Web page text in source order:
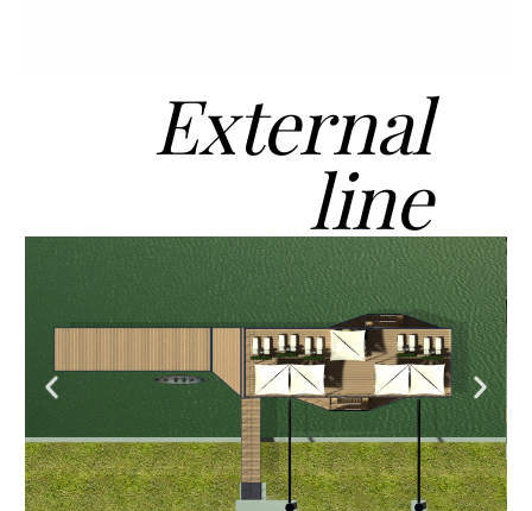
External
line